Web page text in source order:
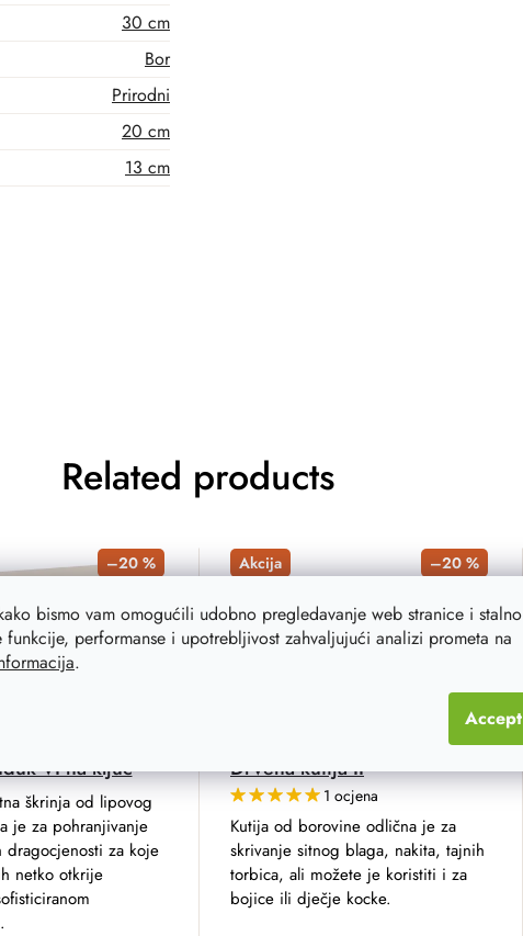
bismo vam omogućili udobno pregledavanje web stranice i stalno
performanse i upotrebljivost zahvaljujući analizi prometa na
.
Accept
30 cm
Bor
Prirodni
20 cm
13 cm
Related products
–20 %
VI na ključ
škrinja od lipovog
je za pohranjivanje
dragocjenosti za koje
netko otkrije
Akcija –20 %
Drvena kutija II
1 ocjena
Kutija od borovine odlična je za
skrivanje sitnog blaga, nakita, tajnih
torbica, ali možete je koristiti i za
bojice ili dječje kocke.